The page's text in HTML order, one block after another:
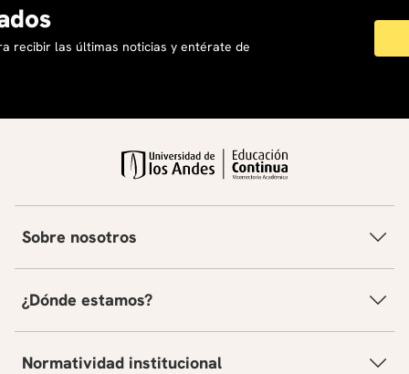
recibir las últimas noticias y entérate de
Sobre nosotros
¿Dónde estamos?
Normatividad institucional